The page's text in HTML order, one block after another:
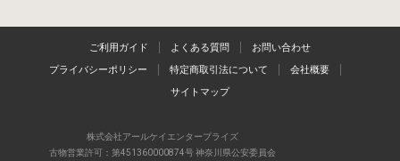
ご利用ガイド よくある質問 お問い合わせ
プライバシーポリシー 特定商取引法について 会社概要
サイトマップ
株式会社アールケイエンタープライズ
古物営業許可：第451360000874号 神奈川県公安委員会